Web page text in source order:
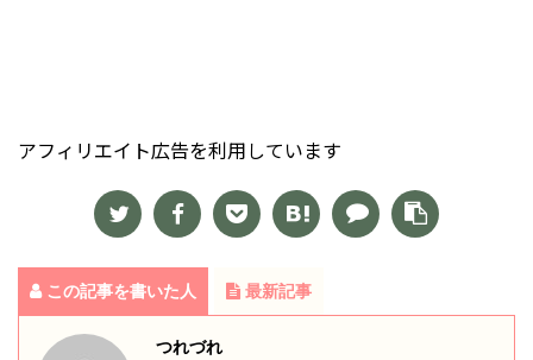
アフィリエイト広告を利用しています
この記事を書いた人 最新記事
つれづれ